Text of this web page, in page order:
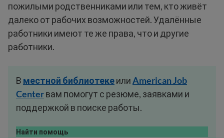
пожилыми родственниками или тем, кто живёт
далеко от рабочих возможностей. Удалённые
работники имеют те же права, что и другие
работники.
В местной библиотекеилиAmerican Job
Centerвам помогут с резюме, заявками и
поддержкой в поиске работы.
Найти помощь